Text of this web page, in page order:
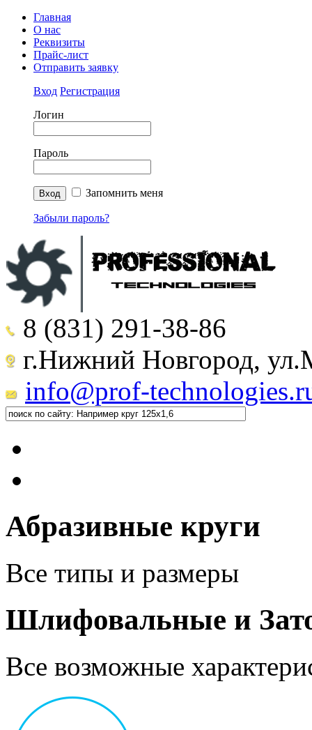
Главная
О нас
Реквизиты
Прайс-лист
Отправить заявку
Вход Регистрация
Логин
Пароль
Запомнить меня
Забыли пароль?
8 (831) 291-38-86
г.Нижний Новгород,
info@prof-
Абразивные круги
Все типы и размеры
Шлифовальные и
Все возможные